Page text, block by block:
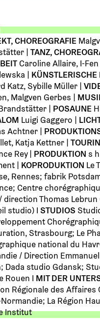
CHOREOGRAFIE
|TANZ,
Caroline Allaire, I-
| KÜNSTLERISCHE
Katz, Sybille Müller |
Malgven Gerbes |
| POSAUNE
Luigi Gaggero |
Achtner |
Katja Kettner |
Rey | PRODUKTION s
| KOPRODUKTION Le
Rennes; fabrik
Centre
direction Thomas
studio) ISTUDIOS
Strasbourg; Le
national du
/ Direction
Dada studio Gdansk;
Rouen I MIT DER
Régionale des Affaires
La Région
Institut